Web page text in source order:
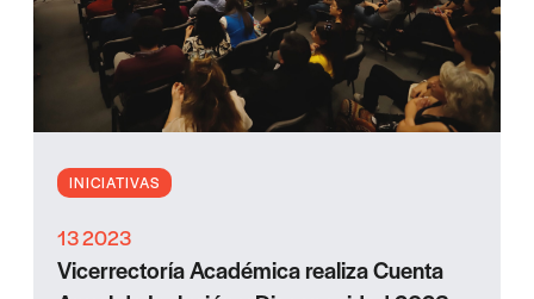
INICIATIVAS
13 2023
Vicerrectoría Académica realiza Cuenta